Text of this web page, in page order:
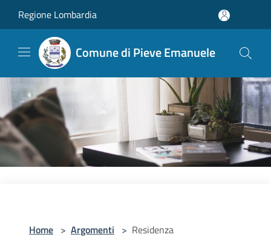
Regione Lombardia
Comune di Pieve Emanuele
Home > Argomenti > Residenza